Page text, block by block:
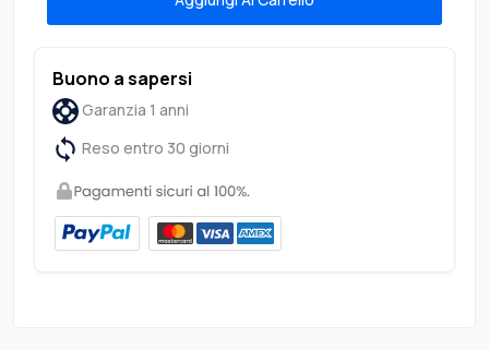
Buono a sapersi
Garanzia 1 anni
Reso entro 30 giorni